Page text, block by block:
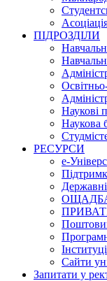
ПІДРОЗДІЛИ
Наукові
Наукова
РЕСУРСИ
е-
Державні
Сайти
Запитати у